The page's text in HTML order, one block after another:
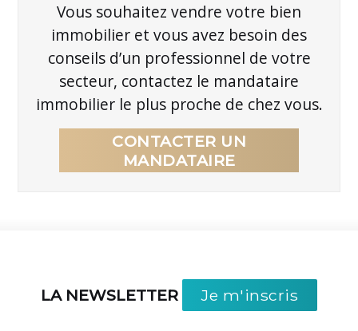
Vous souhaitez vendre votre bien
immobilier et vous avez besoin des
conseils d’un professionnel de votre
secteur, contactez le mandataire
immobilier le plus proche de chez vous.
CONTACTER UN
MANDATAIRE
LA NEWSLETTER Je m'inscris